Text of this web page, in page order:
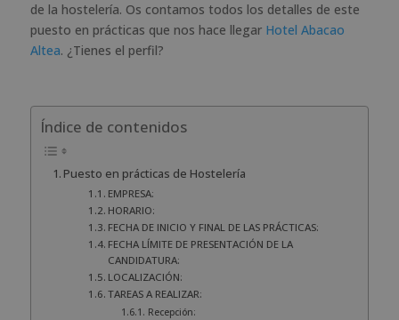
de la hostelería. Os contamos todos los detalles de este
puesto en prácticas que nos hace llegar Hotel Abacao
Altea. ¿Tienes el perfil?
Índice de contenidos
Puesto en prácticas de Hostelería
EMPRESA:
HORARIO:
FECHA DE INICIO Y FINAL DE LAS PRÁCTICAS:
FECHA LÍMITE DE PRESENTACIÓN DE LA
CANDIDATURA:
LOCALIZACIÓN:
TAREAS A REALIZAR:
Recepción: